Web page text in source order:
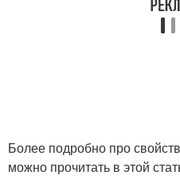
Более подробно про
можно прочитать в этой